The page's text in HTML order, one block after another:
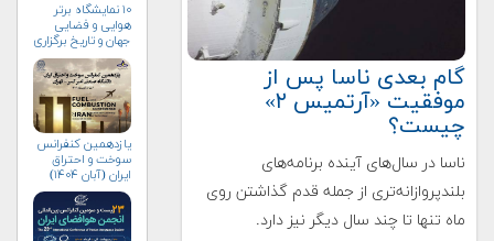
گام بعدی ناسا پس از
موفقیت «آرتمیس ۲»
چیست؟
ناسا در سال‌های آینده برنامه‌های
بلندپروازانه‌تری از جمله قدم گذاشتن روی
ماه تنها تا چند سال دیگر نیز دارد.
۱۰ نمایشگاه برتر
هوایی و فضایی
جهان و تاریخ برگزاری
آن‌ها
یازدهمین کنفرانس
سوخت و احتراق
ایران (آبان‌ ۱۴۰۴)